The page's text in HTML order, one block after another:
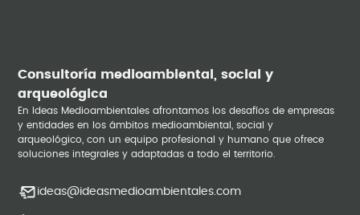
Consultoría medioambiental, social y
arqueológica
En Ideas Medioambientales afrontamos los desafíos de empresas
y entidades en los ámbitos medioambiental, social y
arqueológico, con un equipo profesional y humano que ofrece
soluciones integrales y adaptadas a todo el territorio.
ideas@ideasmedioambientales.com